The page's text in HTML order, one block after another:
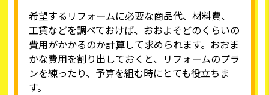
希望するリフォームに必要な商品代、材料費、
工賃などを調べておけば、おおよそどのくらいの
費用がかかるのか計算して求められます。おおま
かな費用を割り出しておくと、リフォームのプラ
ンを練ったり、予算を組む時にとても役立ちま
す。